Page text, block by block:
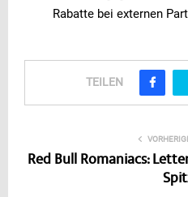
Rabatte bei externen
TEILEN
Red Bull Romaniacs: